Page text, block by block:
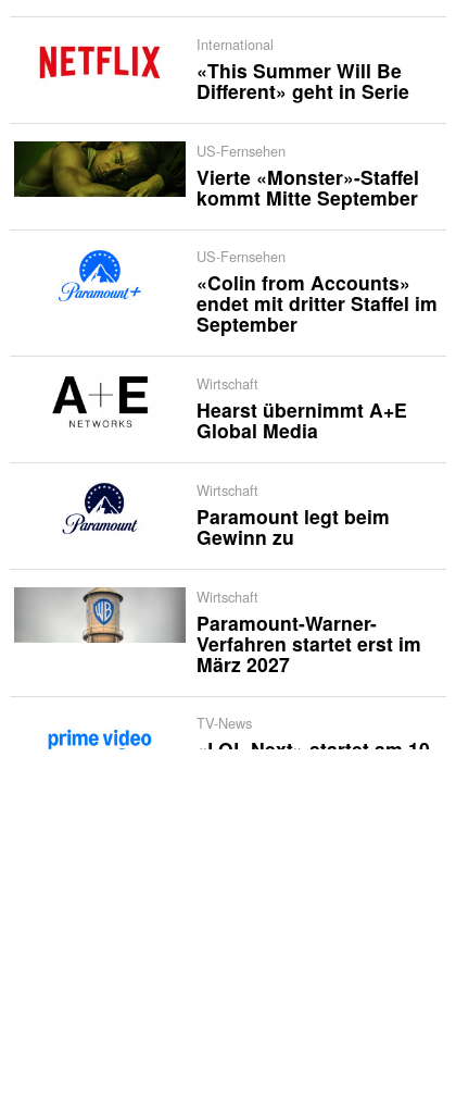
International
«This Summer Will Be
Different» geht in Serie
US-Fernsehen
Vierte «Monster»-Staffel
kommt Mitte September
US-Fernsehen
«Colin from Accounts»
endet mit dritter Staffel im
September
Wirtschaft
Hearst übernimmt A+E
Global Media
Wirtschaft
Paramount legt beim
Gewinn zu
Wirtschaft
Paramount-Warner-
Verfahren startet erst im
März 2027
TV-News
«LOL Next» startet am 10.